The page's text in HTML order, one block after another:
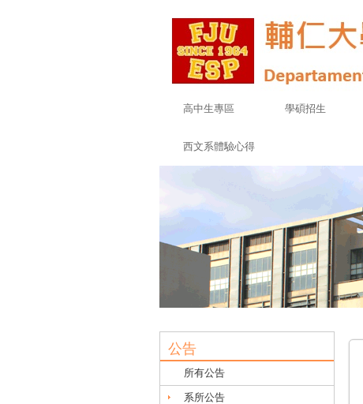
高中生專區 學碩招生
西文系體驗心得
公告
所有公告
系所公告